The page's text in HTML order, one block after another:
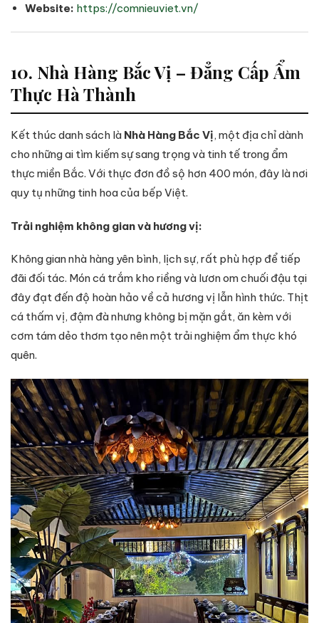
Website: https://comnieuviet.vn/
10. Nhà Hàng Bắc Vị – Đẳng Cấp Ẩm
Thực Hà Thành
Kết thúc danh sách là Nhà Hàng Bắc Vị, một địa chỉ dành
cho những ai tìm kiếm sự sang trọng và tinh tế trong ẩm
thực miền Bắc. Với thực đơn đồ sộ hơn 400 món, đây là nơi
quy tụ những tinh hoa của bếp Việt.
Trải nghiệm không gian và hương vị:
Không gian nhà hàng yên bình, lịch sự, rất phù hợp để tiếp
đãi đối tác. Món cá trắm kho riềng và lươn om chuối đậu tại
đây đạt đến độ hoàn hảo về cả hương vị lẫn hình thức. Thịt
cá thấm vị, đậm đà nhưng không bị mặn gắt, ăn kèm với
cơm tám dẻo thơm tạo nên một trải nghiệm ẩm thực khó
quên.